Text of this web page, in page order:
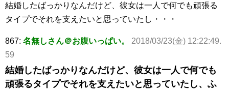
結婚したばっかりなんだけど、彼女は一人で何でも頑張る
タイプでそれを支えたいと思っていたし・・・
867: 名無しさん＠お腹いっぱい。
2018/03/23(金) 12:22:49.
59
結婚したばっかりなんだけど、彼女は一人で何でも
頑張るタイプでそれを支えたいと思っていたし、ふ